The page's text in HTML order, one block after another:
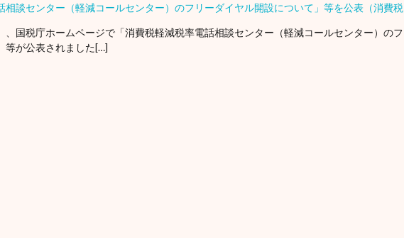
相談センター（軽減コールセンター）のフリーダイヤル開設について」等を公表（消費税
、国税庁ホームページで「消費税軽減税率電話相談センター（軽減コールセンター）のフ
等が公表されました[…]